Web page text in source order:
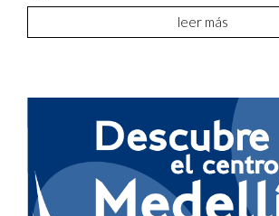
leer más